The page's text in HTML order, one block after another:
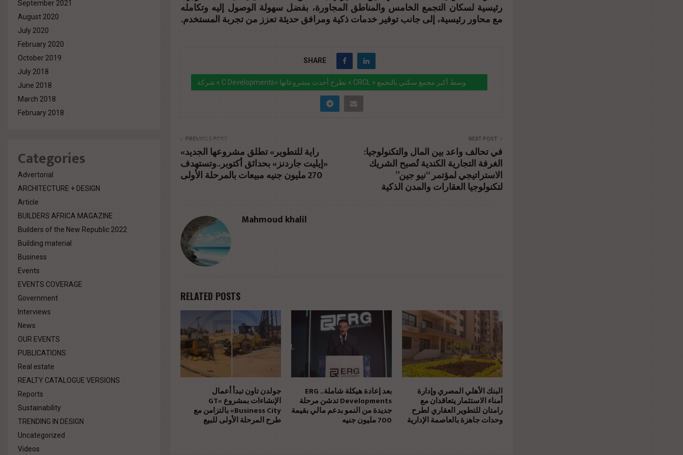
رئيسية لسكان التجمع الخامس والمناطق المجاورة، بفضل سهولة الوصول إليه وتكامله
مع محاور رئيسية، إلى جانب توفير خدمات ذكية ومرافق حديثة تعزز من تجربة المستخدم.
SHARE
شركة « C Developments» تطرح أحدث مشروعاتها « CRCL » وسط أكبر مجمع سكني بالتجمع
%d8%aa%d8%b7%d8%b1%d8%ad-%d8%a3%d8%ad%d8%af%d8%ab-
%d9%85%d8%b4%d8%b1%d9%88%d8%b9%d8%a7%d8%aa%d9%87%d8%a7-crcl-
%d9%88%d8%b3%d8%b7/" href="#">
PREVIOUS POST
«راية للتطوير» تطلق مشروعها الجديد
«إيليت جاردنز» بحدائق أكتوبر..وتستهدف
270 مليون جنيه مبيعات بالمرحلة الأولى
NEXT POST
في تحالف واعد بين المال والتكنولوجيا:
الغرفة التجارية الكندية تُصبح الشريك
الاستراتيجي لمؤتمر “نيو جين”
لتكنولوجيا العقارات والمدن الذكية
Mahmoud khalil
RELATED POSTS
جولدن تاون تبدأ أعمال
الإنشاءات بمشروع «GT
Business City» بالتزامن مع
طرح المرحلة الأولى للبيع
بعد إعادة هيكلة شاملة.. ERG
Developments تدشن مرحلة
جديدة من النمو بدعم مالي بقيمة
700 مليون جنيه
البنك الأهلي المصري وإدارة
أمناء الاستثمار يتعاقدان مع
رامتان للتطوير العقاري لطرح
وحدات جاهزة بالعاصمة الإدارية
September 2021
August 2020
July 2020
February 2020
October 2019
July 2018
June 2018
March 2018
February 2018
Categories
Advertorial
ARCHITECTURE + DESIGN
Article
BUILDERS AFRICA MAGAZINE
Builders of the New Republic 2022
Building material
Business
Events
EVENTS COVERAGE
Government
Interviews
News
OUR EVENTS
PUBLICATIONS
Real estate
REALTY CATALOGUE VERSIONS
Reports
Sustainability
TRENDING IN DESIGN
Uncategorized
Videos